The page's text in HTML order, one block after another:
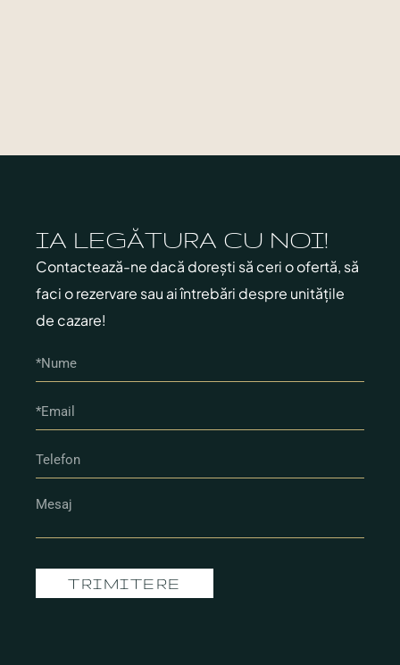
IA LEGĂTURA CU NOI!
Contactează-ne dacă dorești să ceri o ofertă, să
faci o rezervare sau ai întrebări despre unitățile
de cazare!
TRIMITERE